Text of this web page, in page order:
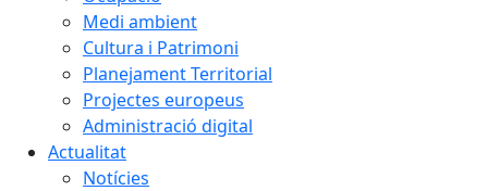
Medi ambient
Cultura i Patrimoni
Planejament Territorial
Projectes europeus
Administració digital
Actualitat
Notícies